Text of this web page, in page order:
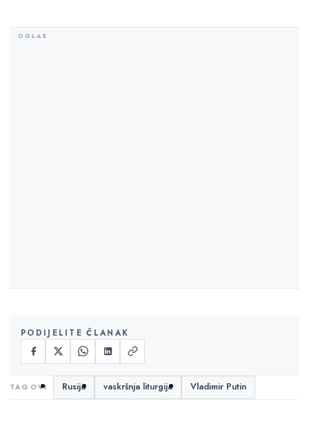
PODIJELITE ČLANAK
Rusija vaskršnja liturgija Vladimir Putin